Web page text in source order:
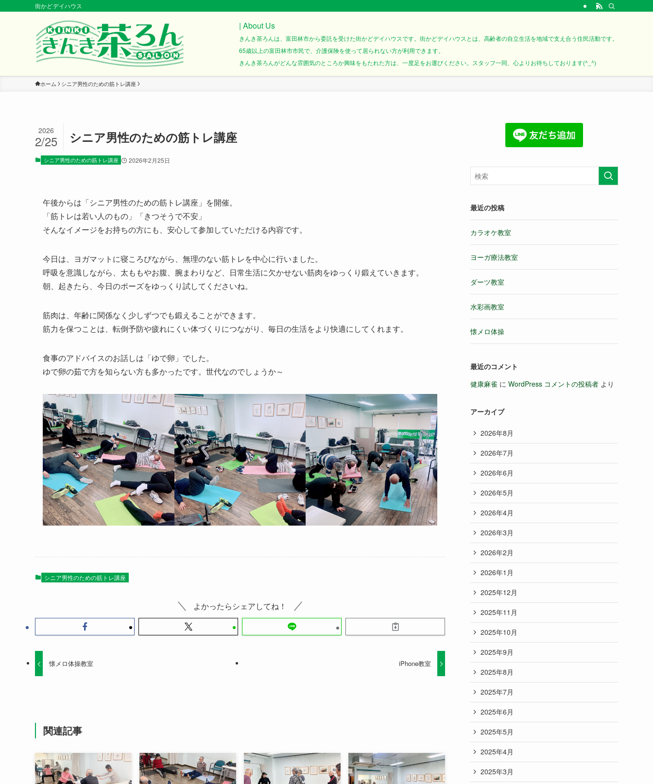
街かどデイハウス
| About Us
きんき茶ろんは、富田林市から委託を受けた街かどデイハウスです。街かどデイハウスとは、高齢者の自立生活を地域で支え合う住民活動です。
65歳以上の富田林市市民で、介護保険を使って居られない方が利用できます。
きんき茶ろんがどんな雰囲気のところか興味をもたれた方は、一度足をお運びください。スタッフ一同、心よりお待ちしております(^_^)
ホーム シニア男性のための筋トレ講座
シニア男性のための筋トレ講座
2026
2/25
シニア男性のための筋トレ講座 2026年2月25日
午後からは「シニア男性のための筋トレ講座」を開催。
「筋トレは若い人のもの」「きつそうで不安」
そんなイメージをお持ちの方にも、安心して参加していただける内容です。
今日は、ヨガマットに寝ころびながら、無理のない筋トレを中心に行いました。
呼吸を意識しながら、太ももやお腹、腕まわりなど、日常生活に欠かせない筋肉をゆっくり鍛えていきます。
朝、起きたら、今日のポーズをゆっくり試してくださいね。
筋肉は、年齢に関係なく少しずつでも鍛えることができます。
筋力を保つことは、転倒予防や疲れにくい体づくりにつながり、毎日の生活をより快適にしてくれます。
食事のアドバイスのお話しは「ゆで卵」でした。
ゆで卵の茹で方を知らない方も多かったです。世代なのでしょうか～
シニア男性のための筋トレ講座
よかったらシェアしてね！
懐メロ体操教室 iPhone教室
関連記事
最近の投稿
カラオケ教室
ヨーガ療法教室
ダーツ教室
水彩画教室
懐メロ体操
最近のコメント
健康麻雀 に WordPress コメントの投稿者 より
アーカイブ
2026年8月
2026年7月
2026年6月
2026年5月
2026年4月
2026年3月
2026年2月
2026年1月
2025年12月
2025年11月
2025年10月
2025年9月
2025年8月
2025年7月
2025年6月
2025年5月
2025年4月
2025年3月